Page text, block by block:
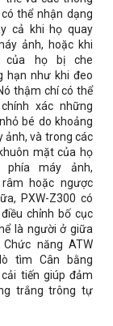
thể nhận dạng
cả khi họ quay
ảnh, hoặc khi
của họ bị che
hạn như khi đeo
thậm chí có thể
xác những
bé do khoảng
ảnh, và trong các
mặt của họ
phía máy ảnh,
hoặc ngược
PXW-Z300 có
chỉnh bố cục
là người ở giữa
Chức năng ATW
tìm Cân bằng
tiến giúp đảm
trắng trông tự